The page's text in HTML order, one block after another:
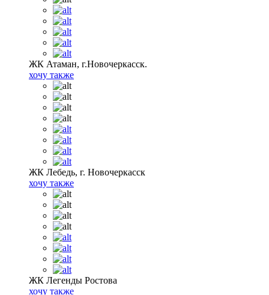
ЖК Атаман, г.Новочеркасск.
хочу также
ЖК Лебедь, г. Новочеркасск
хочу также
ЖК Легенды Ростова
хочу также